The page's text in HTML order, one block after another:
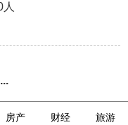
人
房产 财经 旅游